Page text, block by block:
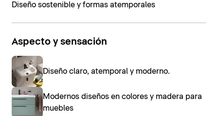
Diseño sostenible y formas atemporales
Aspecto y sensación
Diseño claro, atemporal y moderno.
Modernos diseños en colores y madera para
muebles